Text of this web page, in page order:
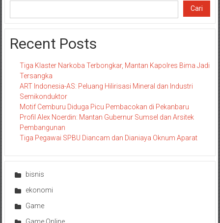
Cari
Recent Posts
Tiga Klaster Narkoba Terbongkar, Mantan Kapolres Bima Jadi
Tersangka
ART Indonesia-AS: Peluang Hilirisasi Mineral dan Industri
Semikonduktor
Motif Cemburu Diduga Picu Pembacokan di Pekanbaru
Profil Alex Noerdin: Mantan Gubernur Sumsel dan Arsitek
Pembangunan
Tiga Pegawai SPBU Diancam dan Dianiaya Oknum Aparat
bisnis
ekonomi
Game